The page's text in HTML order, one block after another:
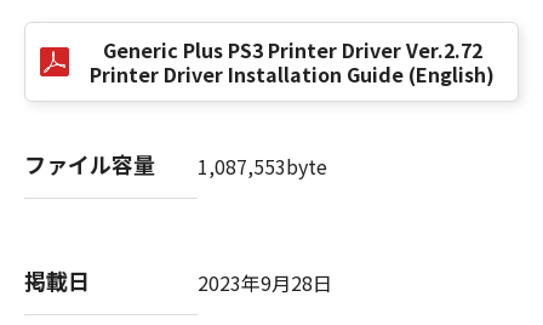
キヤノン株式会社
No. I010G021619
Generic Plus PS3 Printer Driver Ver.2.72
Printer Driver Installation Guide (English)
ファイル容量 1,087,553byte
掲載日 2023年9月28日